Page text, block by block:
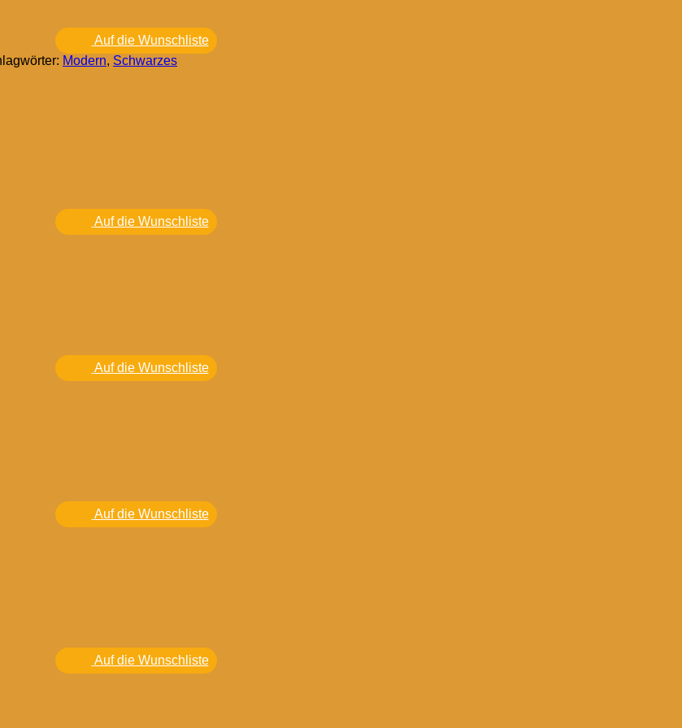
Auf die Wunschliste
Modern, Schwarzes
Auf die Wunschliste
Auf die Wunschliste
Auf die Wunschliste
Auf die Wunschliste